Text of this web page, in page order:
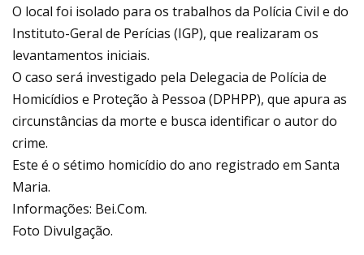
O local foi isolado para os trabalhos da Polícia Civil e do
Instituto-Geral de Perícias (IGP), que realizaram os
levantamentos iniciais.
O caso será investigado pela Delegacia de Polícia de
Homicídios e Proteção à Pessoa (DPHPP), que apura as
circunstâncias da morte e busca identificar o autor do
crime.
Este é o sétimo homicídio do ano registrado em Santa
Maria.
Informações: Bei.Com.
Foto Divulgação.